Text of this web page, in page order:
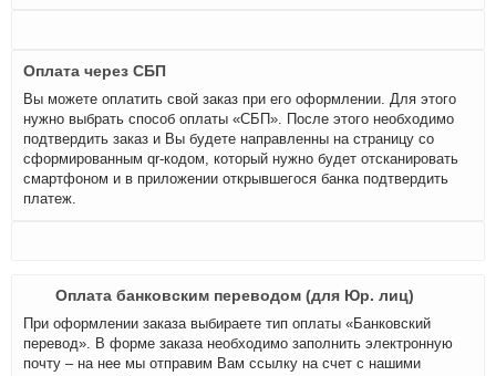
Оплата через СБП
Вы можете оплатить свой заказ при его оформлении. Для этого
нужно выбрать способ оплаты «СБП». После этого необходимо
подтвердить заказ и Вы будете направленны на страницу со
сформированным qr-кодом, который нужно будет отсканировать
смартфоном и в приложении открывшегося банка подтвердить
платеж.
Оплата банковским переводом (для Юр. лиц)
При оформлении заказа выбираете тип оплаты «Банковский
перевод». В форме заказа необходимо заполнить электронную
почту – на нее мы отправим Вам ссылку на счет с нашими